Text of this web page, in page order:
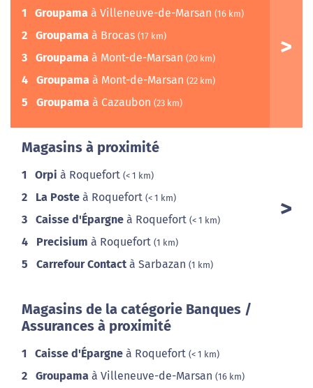
1 Groupama à Villeneuve-de-Marsan (16 km)
2 Groupama à Brocas (17 km)
3 Groupama à Mont-de-Marsan (20 km)
4 Groupama à Mont-de-Marsan (22 km)
5 Groupama à Cazaubon (23 km)
Magasins à proximité
1 Orpi à Roquefort (< 1 km)
2 La Poste à Roquefort (< 1 km)
3 Caisse d'Épargne à Roquefort (< 1 km)
4 Precisium à Roquefort (1 km)
5 Carrefour Contact à Sarbazan (1 km)
Magasins de la catégorie Banques /
Assurances à proximité
1 Caisse d'Épargne à Roquefort (< 1 km)
2 Groupama à Villeneuve-de-Marsan (16 km)